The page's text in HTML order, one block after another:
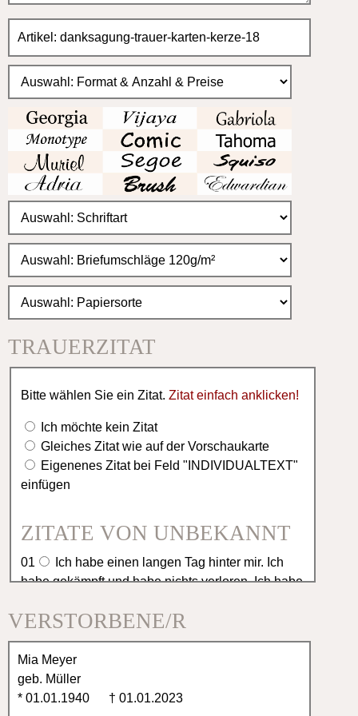
TRAUERZITAT
Bitte wählen Sie ein Zitat. Zitat einfach anklicken!
Ich möchte kein Zitat
Gleiches Zitat wie auf der Vorschaukarte
Eigenenes Zitat bei Feld "INDIVIDUALTEXT"
einfügen
ZITATE VON UNBEKANNT
01
Ich habe einen langen Tag hinter mir. Ich
habe gekämpft und habe nichts verloren. Ich habe
ausruhen in deinen Armen.
02
Es ist schwer einen geliebten Menschen zu
verlieren, aber es ist tröstlich, so viel Anteilnahme
zu erfahren.
VERSTORBENE/R